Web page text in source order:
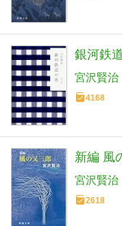
銀河鉄
宮沢賢治
4168
新編 風
宮沢賢治
2618